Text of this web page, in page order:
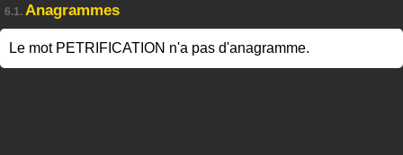
6.1. Anagrammes
Le mot PETRIFICATION n'a pas d'anagramme.